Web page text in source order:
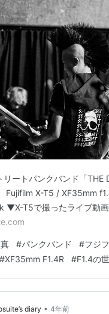
リートパンクバンド「THE
Fujifilm X-T5 / XF35mm
▼X-T5で撮ったライブ動画
#パンクバンド #フジ
#XF35mm F1.4R #F1.4の
diary • 4年前